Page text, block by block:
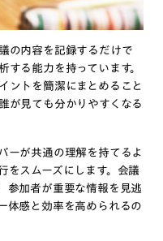
の内容を記録するだけで
する能力を持っています。
ントを簡潔にまとめること
が見ても分かりやすくなる
ーが共通の理解を持てるよ
をスムーズにします。会議
参加者が重要な情報を見逃
体感と効率を高められるの